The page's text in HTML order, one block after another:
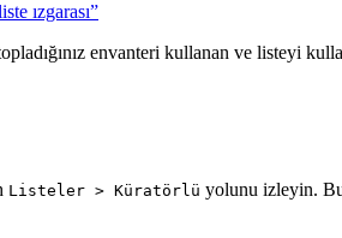
ızgarası”
envanteri kullanan ve listeyi
Listeler > Küratörlü yolunu izleyin.